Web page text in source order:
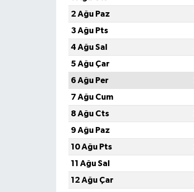
2 Ağu Paz
3 Ağu Pts
4 Ağu Sal
5 Ağu Çar
6 Ağu Per
7 Ağu Cum
8 Ağu Cts
9 Ağu Paz
10 Ağu Pts
11 Ağu Sal
12 Ağu Çar